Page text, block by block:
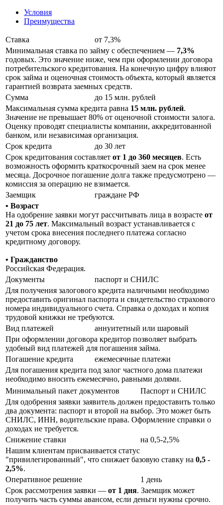
Условия
Преимущества
Ставка
от 7,3%
Минимальная ставка по займу с обеспечением — 7,3%
годовых. Это значение ниже, чем при оформлении договора
потребительского кредитования. На конечную цифру влияют
срок займа и оценочная стоимость объекта, который является
гарантией возврата заемных средств.
Сумма
до 15 млн. рублей
Максимальная сумма кредита равна 15 млн. рублей.
Значение не превышает 80% от оценочной стоимости залога.
Оценку проводят специалисты компании, аккредитованной
банком, или независимая организация.
Срок кредита
до 30 лет
Срок кредитования составляет от 1 до 360 месяцев. Есть
возможность оформить краткосрочный заем на срок менее
месяца. Досрочное погашение долга также предусмотрено —
комиссия за операцию не взимается.
Заемщик
граждане РФ
• Возраст
На одобрение заявки могут рассчитывать лица в возрасте от
21 до 75 лет. Максимальный возраст устанавливается с
учетом срока внесения последнего платежа согласно
кредитному договору.
• Гражданство
Российская Федерация.
Документы
паспорт и СНИЛС
Для получения залогового кредита наличными необходимо
предоставить оригинал паспорта и свидетельство страхового
номера индивидуального счета. Справка о доходах и копия
трудовой книжки не требуются.
Вид платежей
аннуитетный или шаровый
При оформлении договора кредитор позволяет выбрать
удобный вид платежей для погашения займа.
Погашение кредита
ежемесячные платежи
Для погашения кредита под залог частного дома платежи
необходимо вносить ежемесячно, равными долями.
Минимальный пакет документов
Паспорт и СНИЛС
Для одобрения заявки заявитель должен предоставить только
два документа: паспорт и второй на выбор. Это может быть
СНИЛС, ИНН, водительские права. Оформление справки о
доходах не требуется.
Снижение ставки
на 0,5-2,5%
Нашим клиентам присваивается статус
"привилегированный", что снижает базовую ставку на 0,5 -
2,5%.
Оперативное решение
1 день
Срок рассмотрения заявки — от 1 дня. Заемщик может
получить часть суммы авансом, если деньги нужны срочно.